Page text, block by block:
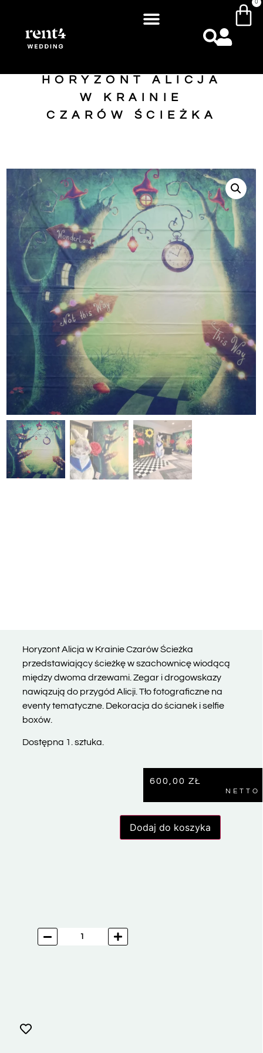
0
HORYZONT ALICJA
W KRAINIE
CZARÓW ŚCIEŻKA
Horyzont Alicja w Krainie Czarów Ścieżka
przedstawiający ścieżkę w szachownicę wiodącą
między dwoma drzewami. Zegar i drogowskazy
nawiązują do przygód Alicji. Tło fotograficzne na
eventy tematyczne. Dekoracja do ścianek i selfie
boxów.
Dostępna 1. sztuka.
600,00 ZŁ
NETTO
Dodaj do koszyka